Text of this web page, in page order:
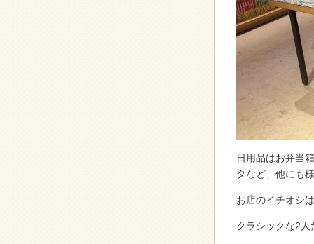
日用品はお弁当
タなど、他にも
お店のイチオシ
クラシックな2